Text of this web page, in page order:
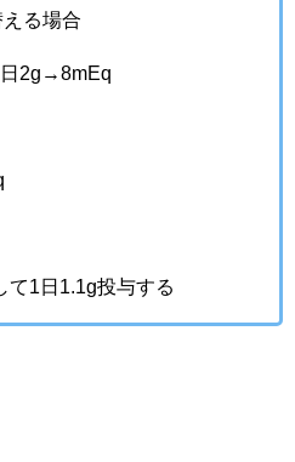
る場合
2g→8mEq
て1日1.1g投与する